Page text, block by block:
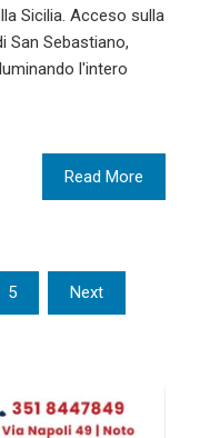
Sicilia. Acceso sulla
San Sebastiano,
l'intero
Read More
5 Next